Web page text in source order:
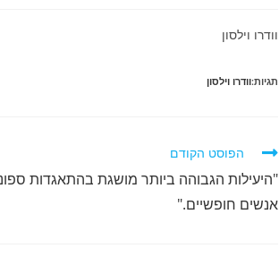
וודרו וילסון
תגיות:וודרו וילסון
לקרוא
מאמרים
נוספים
הפוסט הקודם
"היעילות הגבוהה ביותר מושגת בהתאגדות
אנשים חופשיים."